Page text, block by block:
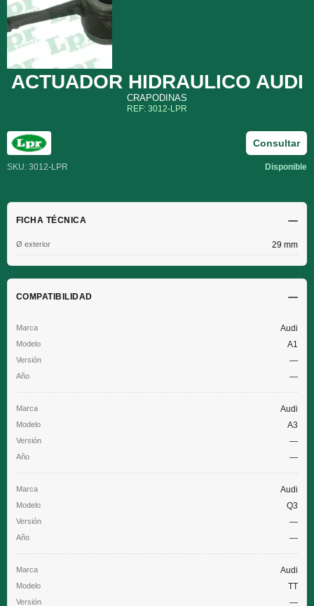
ACTUADOR HIDRAULICO AUDI
CRAPODINAS
REF: 3012-LPR
SKU: 3012-LPR Disponible
Consultar
FICHA TÉCNICA
Ø exterior 29 mm
COMPATIBILIDAD
Audi
A1
—
—
Audi
A3
—
—
Audi
Q3
—
—
Audi
TT
—